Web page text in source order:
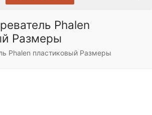
Искать:
Phalen
Размеры
Phalen пластиковый Размеры